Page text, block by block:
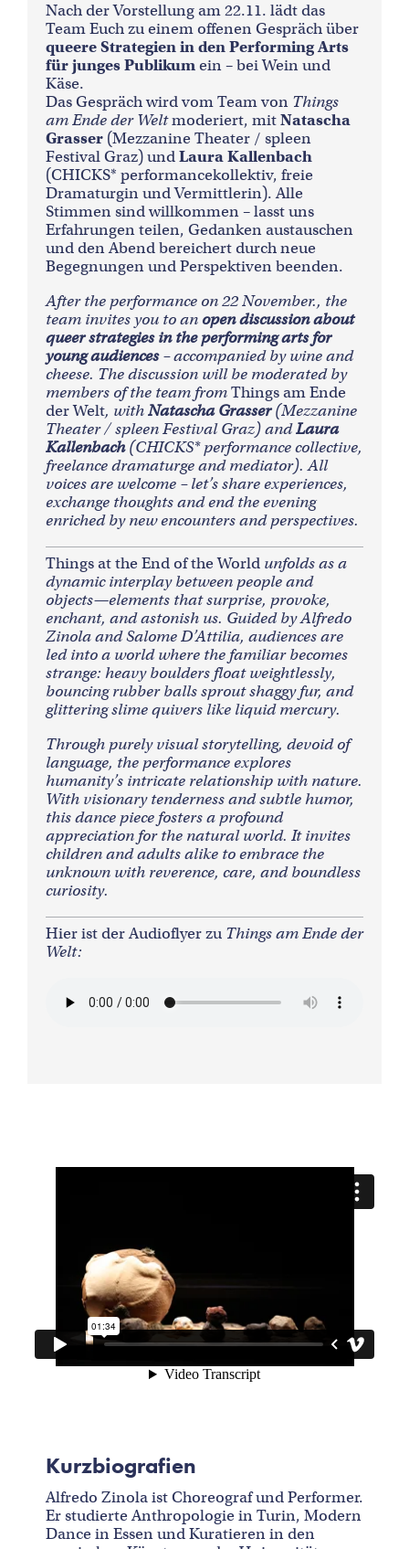
Nach der Vorstellung am 22.11. lädt das
Team Euch zu einem offenen Gespräch über
queere Strategien in den Performing Arts
für junges Publikumein – bei Wein und
Käse.
Das Gespräch wird vom Team von Things
am Ende der Weltmoderiert, mitNatascha
Grasser (Mezzanine Theater / spleen
Festival Graz) undLaura Kallenbach
(CHICKS* performancekollektiv, freie
Dramaturgin und Vermittlerin). Alle
Stimmen sind willkommen – lasst uns
Erfahrungen teilen, Gedanken austauschen
und den Abend bereichert durch neue
Begegnungen und Perspektiven beenden.
After the performance on 22 November., the
team invites you to an open discussion about
queer strategies in the performing arts for
young audiences– accompanied by wine and
cheese. The discussion will be moderated by
members of the team fromThings am Ende
der Welt, withNatascha Grasser(Mezzanine
Theater / spleen Festival Graz) andLaura
Kallenbach(CHICKS* performance collective,
freelance dramaturge and mediator). All
voices are welcome – let’s share experiences,
exchange thoughts and end the evening
enriched by new encounters and perspectives.
Things at the End of the World unfolds as a
dynamic interplay between people and
objects—elements that surprise, provoke,
enchant, and astonish us. Guided by Alfredo
Zinola and Salome D’Attilia, audiences are
led into a world where the familiar becomes
strange: heavy boulders float weightlessly,
bouncing rubber balls sprout shaggy fur, and
glittering slime quivers like liquid mercury.
Through purely visual storytelling, devoid of
language, the performance explores
humanity’s intricate relationship with nature.
With visionary tenderness and subtle humor,
this dance piece fosters a profound
appreciation for the natural world. It invites
children and adults alike to embrace the
unknown with reverence, care, and boundless
curiosity.
Hier ist der Audioflyer zu Things am Ende der
Welt:
Kurzbiografien
Alfredo Zinola ist Choreograf und Performer.
Er studierte Anthropologie in Turin, Modern
Dance in Essen und Kuratieren in den